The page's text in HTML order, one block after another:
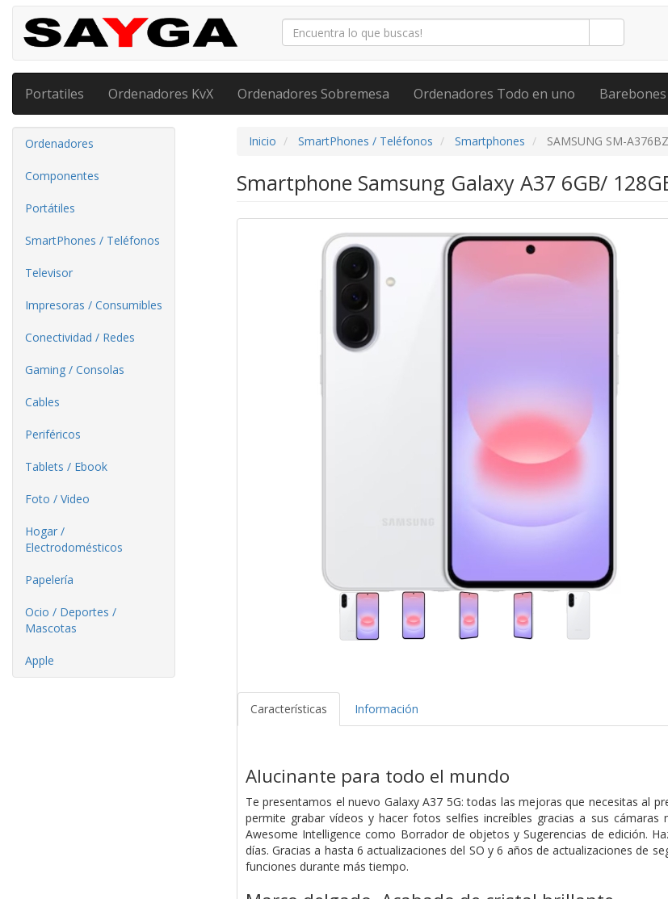
Portatiles Ordenadores KvX Ordenadores Sobremesa Ordenadores Todo en uno Barebones
Ordenadores
Componentes
Portátiles
SmartPhones / Teléfonos
Televisor
Impresoras / Consumibles
Conectividad / Redes
Gaming / Consolas
Cables
Periféricos
Tablets / Ebook
Foto / Video
Hogar /
Electrodomésticos
Papelería
Ocio / Deportes /
Mascotas
Apple
Inicio SmartPhones / Teléfonos Smartphones SAMSUNG SM-
Smartphone Samsung Galaxy A37 6GB/
Características Información
Alucinante para todo el mundo
Te presentamos el nuevo Galaxy A37 5G: todas las mejoras que necesitas al
permite grabar vídeos y hacer fotos selfies increíbles gracias a sus
Awesome Intelligence como Borrador de objetos y Sugerencias de edición.
días. Gracias a hasta 6 actualizaciones del SO y 6 años de actualizaciones de
funciones durante más tiempo.